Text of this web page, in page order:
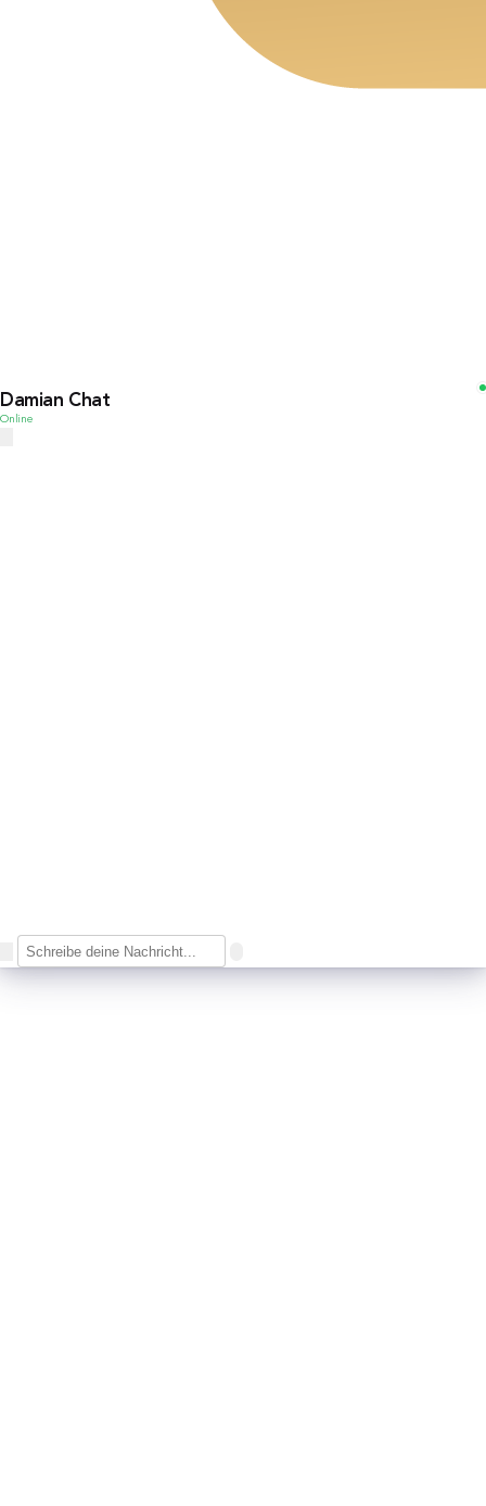
Damian Chat
Online